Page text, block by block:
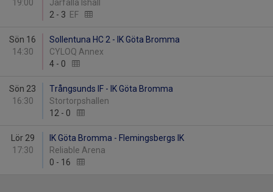
19:00
Järfälla Ishall
2 - 3 EF
Sön 16
14:30
Sollentuna HC 2 - IK Göta Bromma
CYLOQ Annex
4 - 0
Sön 23
16:30
Trångsunds IF - IK Göta Bromma
Stortorpshallen
12 - 0
Lör 29
17:30
IK Göta Bromma - Flemingsbergs IK
Reliable Arena
0 - 16